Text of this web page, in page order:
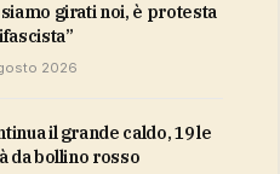
2026
da bollino rosso